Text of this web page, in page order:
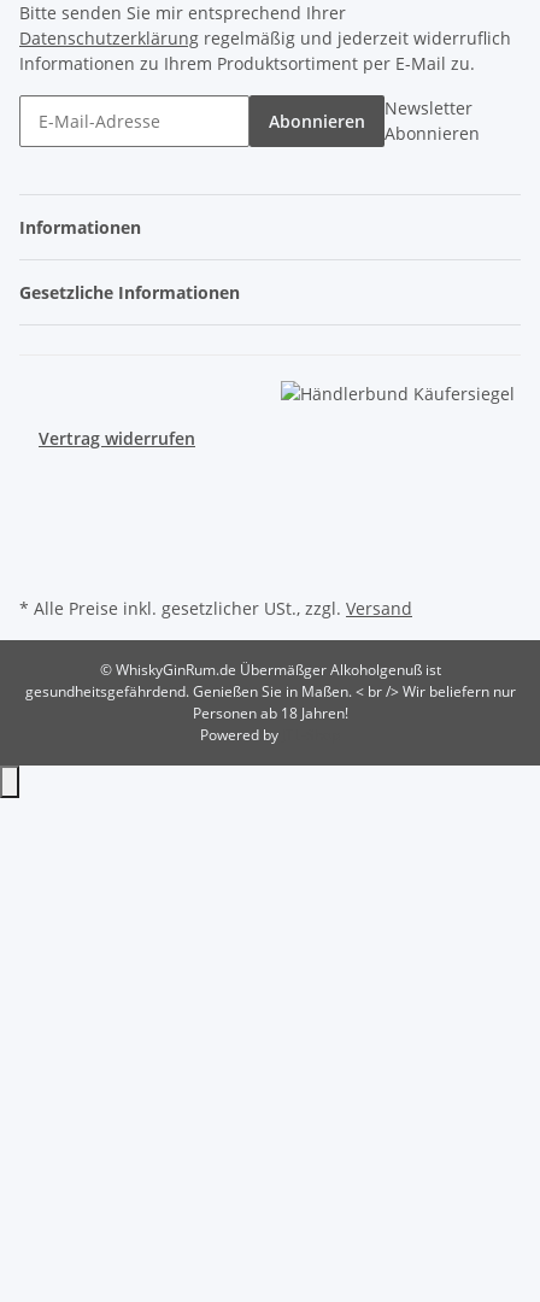
Bitte senden Sie mir entsprechend Ihrer
Datenschutzerklärung regelmäßig und jederzeit widerruflich
Informationen zu Ihrem Produktsortiment per E-Mail zu.
Abonnieren
Newsletter
Abonnieren
Informationen
Gesetzliche Informationen
Vertrag widerrufen
* Alle Preise inkl. gesetzlicher USt., zzgl. Versand
© WhiskyGinRum.de Übermäßger Alkoholgenuß ist
gesundheitsgefährdend. Genießen Sie in Maßen. < br /> Wir beliefern nur
Personen ab 18 Jahren!
Powered by